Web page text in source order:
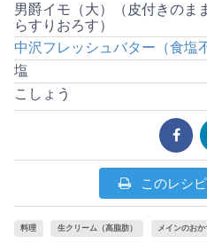
男爵イモ（大）（皮付きのま
らすりおろす）
中沢フレッシュバター（食塩
塩
こしょう
このレシ
料理 生クリーム（高脂肪） メインのおか